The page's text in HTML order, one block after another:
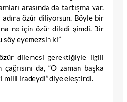
arasında da tartışma var.
adına özür diliyorsun. Böyle bir
ne için özür diledi şimdi. Bir
söyleyemezsin ki”
özür dilemesi gerektiğiyle ilgili
çağrısını da, “O zaman başka
milli iradeydi” diye eleştirdi.